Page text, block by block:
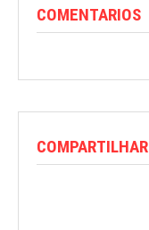
COMENTARIOS
COMPARTILHAR